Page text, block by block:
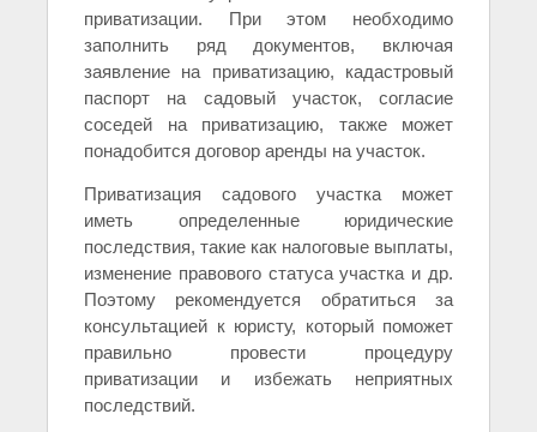
приватизации. При этом необходимо
заполнить ряд документов, включая
заявление на приватизацию, кадастровый
паспорт на садовый участок, согласие
соседей на приватизацию, также может
понадобится договор аренды на участок.
Приватизация садового участка может
иметь определенные юридические
последствия, такие как налоговые выплаты,
изменение правового статуса участка и др.
Поэтому рекомендуется обратиться за
консультацией к юристу, который поможет
правильно провести процедуру
приватизации и избежать неприятных
последствий.